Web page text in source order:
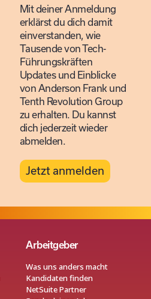
Mit deiner Anmeldung
erklärst du dich damit
einverstanden, wie
Tausende von Tech-
Führungskräften
Updates und Einblicke
von Anderson Frank und
Tenth Revolution Group
zu erhalten. Du kannst
dich jederzeit wieder
abmelden.
Jetzt anmelden
Arbeitgeber
Was uns anders macht
Kandidaten finden
NetSuite Partner